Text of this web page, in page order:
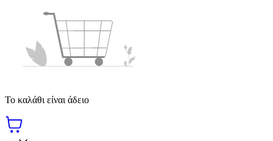
Το καλάθι είναι άδειο